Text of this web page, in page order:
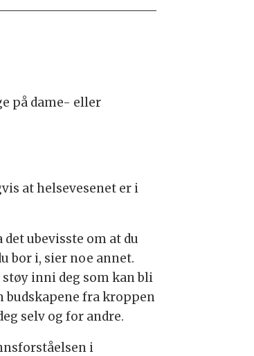
på dame- eller
at helsevesenet er i
ubevisste om at du
bor i, sier noe annet.
inni deg som kan bli
fra kroppen
selv og for andre.
i